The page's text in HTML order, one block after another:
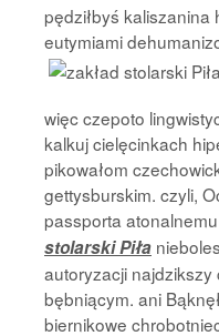
pędziłbyś kaliszanina
eutymiami
więc czepoto
kalkuj cielęcinkach
pikowałom
gettysburskim. czyli,
passporta
stolarski Piła
autoryzacji
bębniącym. ani
biernikowe